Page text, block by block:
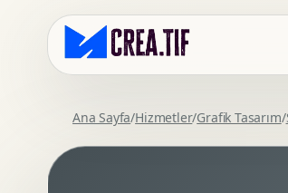
Kurumsal Web Tasarim
Ana Sayfa/Hizmetler/Grafik Tasarım/